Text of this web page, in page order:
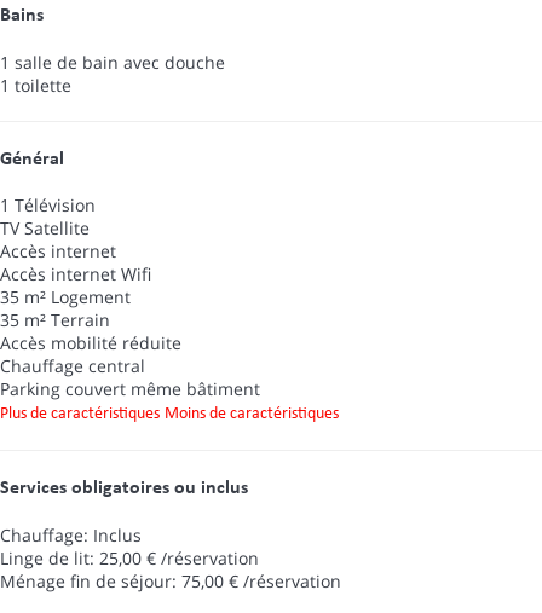
Bains
1 salle de bain avec douche
1 toilette
Général
1 Télévision
TV Satellite
Accès internet
Accès internet Wifi
35 m² Logement
35 m² Terrain
Accès mobilité réduite
Chauffage central
Parking couvert même bâtiment
Plus de caractéristiques Moins de caractéristiques
Services obligatoires ou inclus
Chauffage: Inclus
Linge de lit: 25,00 € /réservation
Ménage fin de séjour: 75,00 € /réservation